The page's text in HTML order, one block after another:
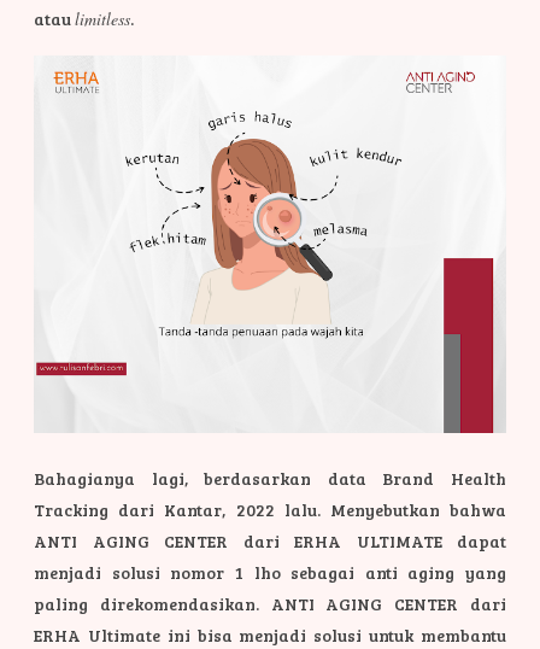
ataulimitless.
Bahagianya lagi, berdasarkan data Brand Health
Tracking dari Kantar, 2022 lalu. Menyebutkan bahwa
ANTI AGING CENTER dari ERHA ULTIMATE dapat
menjadi solusi nomor 1 lho sebagai anti aging yang
paling direkomendasikan. ANTI AGING CENTER dari
ERHA Ultimate ini bisa menjadi solusi untuk membantu